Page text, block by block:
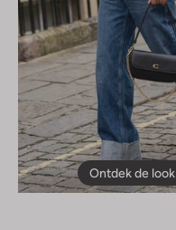
Ontdek de look